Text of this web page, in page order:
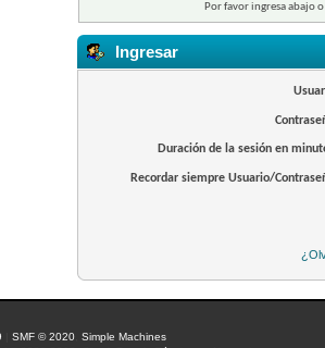
Por favor ingresa abajo
Ingresar
Duración de la sesión en
Recordar siempre Usuario/
|SMF © 2020 ,Simple Machines